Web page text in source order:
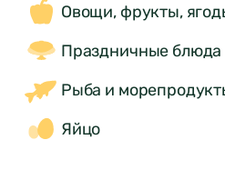
Овощи, фрукты,
Праздничные блюда
Рыба и
Яйцо